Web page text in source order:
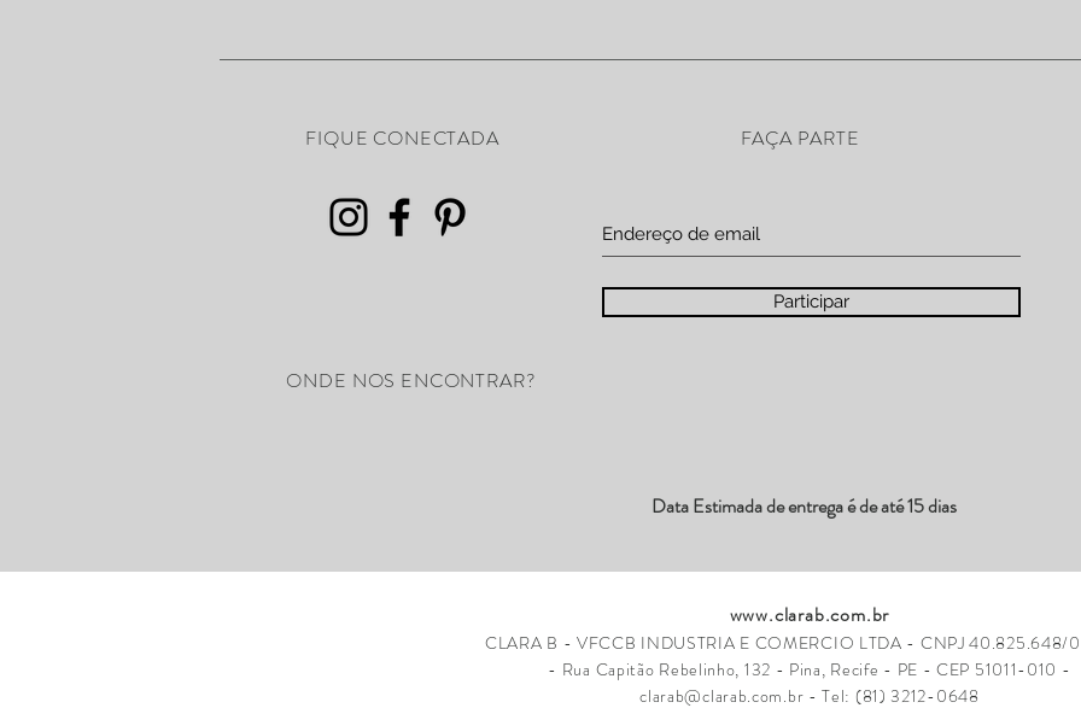
FIQUE CONECTADA FAÇA PARTE
Participar
ONDE NOS ENCONTRAR?
Data Estimada de entrega é de até 15 dias
www.clarab.com.br
CLARA B - VFCCB INDUSTRIA E COMERCIO LTDA - CNPJ 40.825.648/
- Rua Capitão Rebelinho, 132 - Pina, Recife - PE - CEP 51011-010 -
clarab@clarab.com.br - Tel: (81) 3212-0648